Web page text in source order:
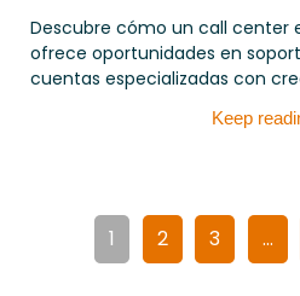
Descubre cómo un call center
ofrece oportunidades en
cuentas especializadas con
Keep
1 2 3 …